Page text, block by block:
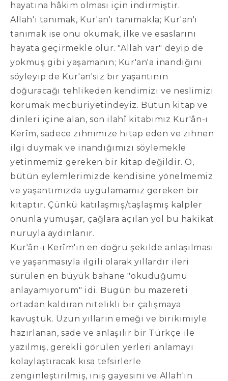
hayatına hâkim olması için indirmiştir.
Allah'ı tanımak, Kur'an'ı tanımakla; Kur'an'ı
tanımak ise onu okumak, ilke ve esaslarını
hayata geçirmekle olur. "Allah var" deyip de
yokmuş gibi yaşamanın; Kur'an'a inandığını
söyleyip de Kur'an'sız bir yaşantının
doğuracağı tehlikeden kendimizi ve neslimizi
korumak mecburiyetindeyiz. Bütün kitap ve
dinleri içine alan, son ilahî kitabımız Kur'ân-ı
Kerîm, sadece zihnimize hitap eden ve zihnen
ilgi duymak ve inandığımızı söylemekle
yetinmemiz gereken bir kitap değildir. O,
bütün eylemlerimizde kendisine yönelmemiz
ve yaşantımızda uygulamamız gereken bir
kitaptır. Çünkü katılaşmış/taşlaşmış kalpler
onunla yumuşar, çağlara açılan yol bu hakikat
nuruyla aydınlanır.
Kur'ân-ı Kerîm'in en doğru şekilde anlaşılması
ve yaşanmasıyla ilgili olarak yıllardır ileri
sürülen en büyük bahane "okuduğumu
anlayamıyorum" idi. Bugün bu mazereti
ortadan kaldıran nitelikli bir çalışmaya
kavuştuk. Uzun yılların emeği ve birikimiyle
hazırlanan, sade ve anlaşılır bir Türkçe ile
yazılmış, gerekli görülen yerleri anlamayı
kolaylaştıracak kısa tefsirlerle
zenginleştirilmiş, iniş gayesini ve Allah'ın